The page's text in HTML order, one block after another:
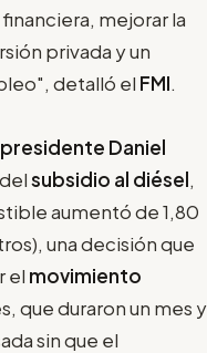
mejorar la
privada y un
detalló el FMI.
presidente Daniel
subsidio al diésel,
aumentó de 1,80
una decisión que
el movimiento
que duraron un mes y
sin que el